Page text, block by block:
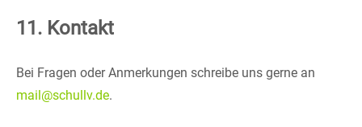
11. Kontakt
Bei Fragen oder Anmerkungen schreibe uns gerne an
mail@schullv.de.